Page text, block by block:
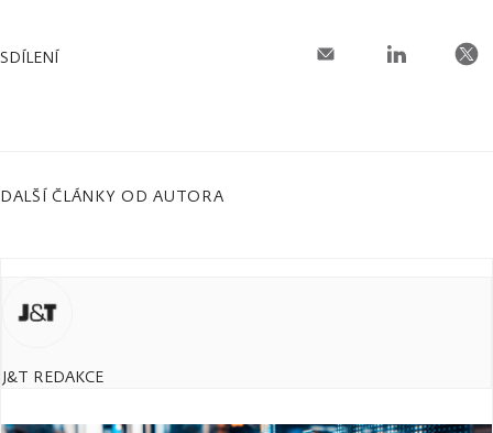
SDÍLENÍ
DALŠÍ ČLÁNKY OD AUTORA
J&T REDAKCE